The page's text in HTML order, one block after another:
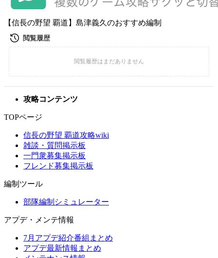
【信長の野望 覇道】島津義久のおすすめ編制
攻略コンテンツ
TOPページ
信長の野望 覇道攻略wiki
雑談・質問掲示板
一門衆募集掲示板
フレンド募集掲示板
編制ツール
部隊編制シミュレーター
アプデ・メンテ情報
7月アプデ紹介番組まとめ
アプデ最新情報まとめ